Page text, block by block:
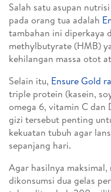
Salah satu asupan
pada orang tua adalah
tambahan ini diperkaya
methylbutyrate (HMB)
kehilangan massa otot
Selain itu, Ensure Gold
triple protein (kasein,
omega 6, vitamin C dan
gizi tersebut penting
kekuatan tubuh agar
sepanjang hari.
Agar hasilnya
dikonsumsi dua gelas